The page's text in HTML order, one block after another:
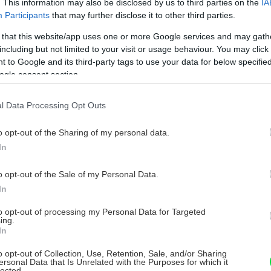
This information may also be disclosed by us to third parties on the
Participants that may further disclose it to other third parties.
that this website/app uses one or more Google services and may
but not limited to your visit or usage behaviour. You may
to Google and its third-party tags to use your data for below
consent section.
Data Processing Opt Outs
opt-out of the Sharing of my personal data.
opt-out of the Sale of my Personal Data.
opt-out of processing my Personal Data for Targeted
opt-out of Collection, Use, Retention, Sale, and/or Sharing
Data that Is Unrelated with the Purposes for which it
citrónová vôňa je pre človeka príjemná,
sadiť do závesných črepníkov, do
a takto nerušene prežívať leto.